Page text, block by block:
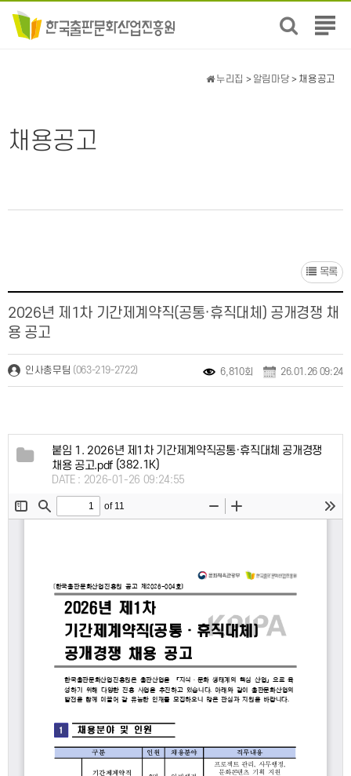
전
뉴
채용공고
누리집 > 알림마당 > 채용공고
목록
2026년 제1차 기간제계약직(공통·휴직대체) 공개경쟁 채
용 공고
인사총무팀 (063-219-2722) 6,810회 26.01.26 09:24
붙임 1. 2026년 제1차 기간제계약직공통·휴직대체 공개경쟁
채용 공고.pdf(382.1K)
DATE : 2026-01-26 09:24:55